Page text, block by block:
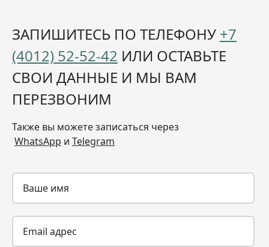
ЗАПИШИТЕСЬ ПО ТЕЛЕФОНУ +7
(4012) 52-52-42 ИЛИ ОСТАВЬТЕ
СВОИ ДАННЫЕ И МЫ ВАМ
ПЕРЕЗВОНИМ
Также вы можете записаться через
WhatsApp и Telegram